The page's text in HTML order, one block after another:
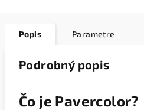
Popis Parametre
Podrobný popis
Čo je Pavercolor?